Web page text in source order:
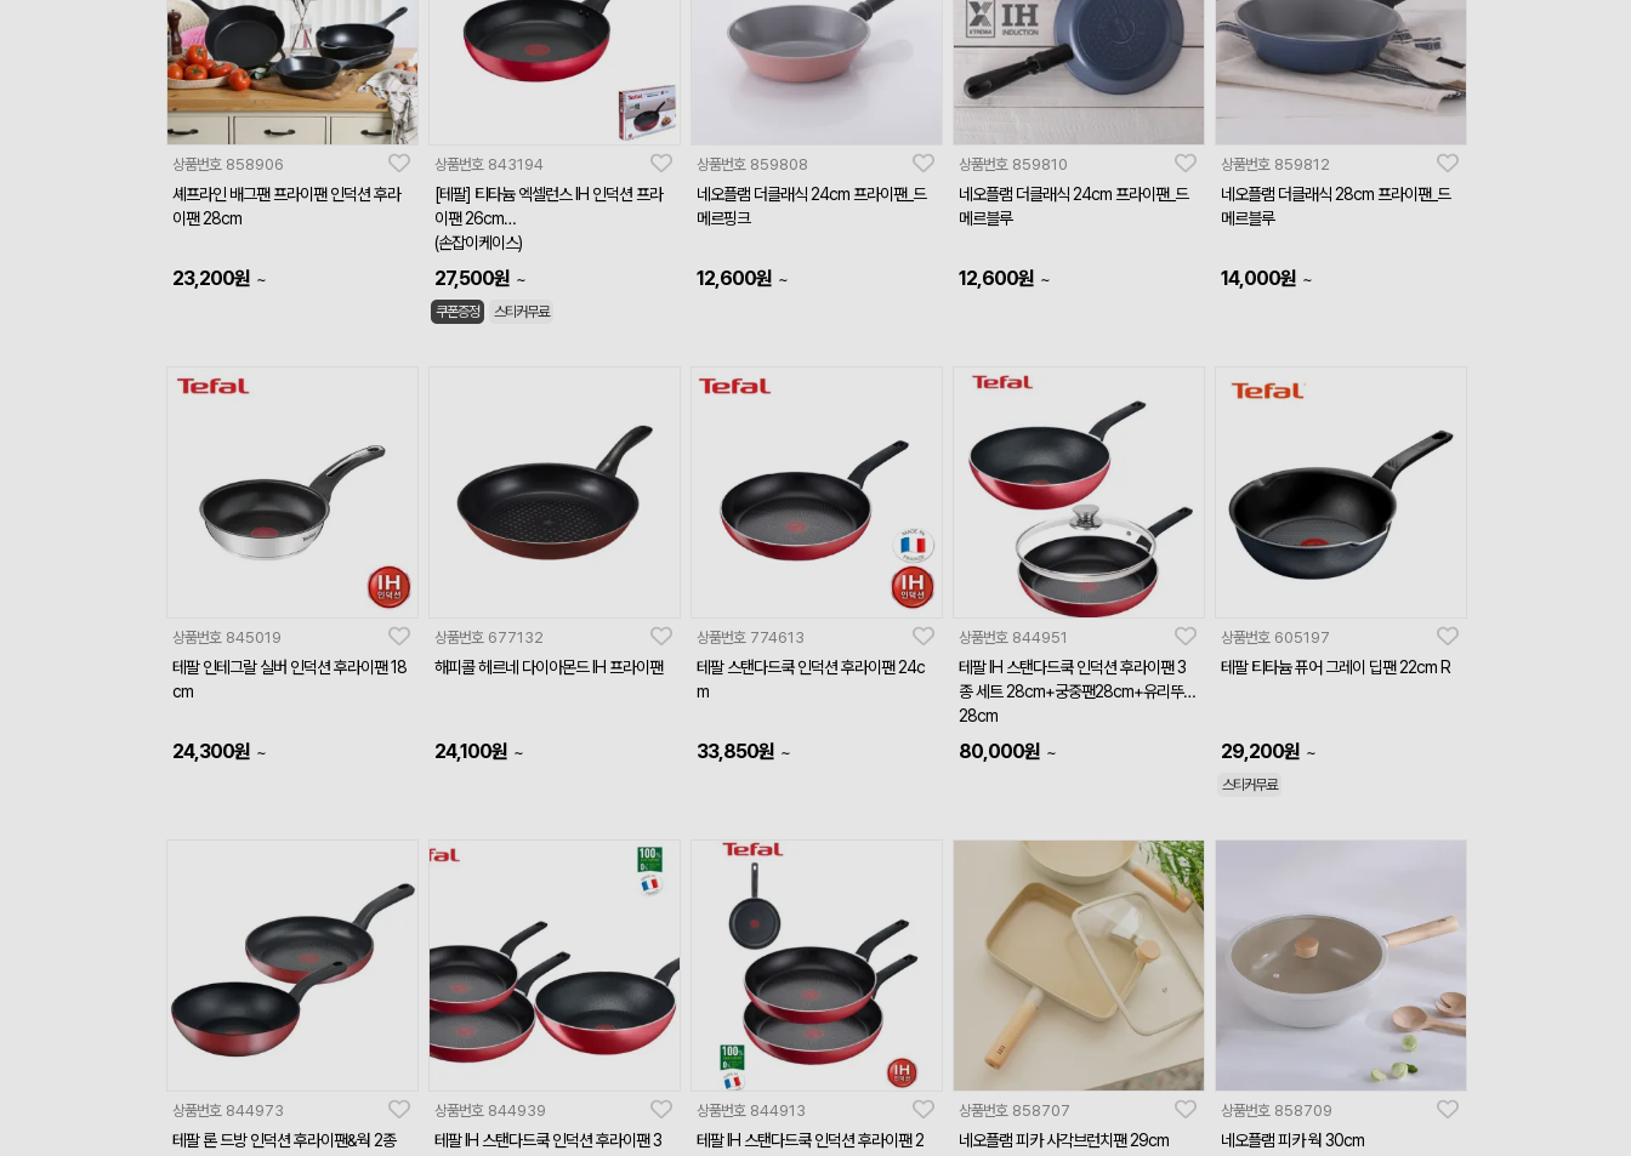
상품번호 858906
셰프라인 배그팬 프라이팬 인덕션 후라
이팬 28cm
23,200원 ~
상품번호 843194
[테팔] 티타늄 엑셀런스 IH 인덕션 프라
이팬 26cm
(손잡이케이스)
27,500원 ~
쿠폰증정 스티커무료
상품번호 859808
네오플램 더클래식 24cm 프라이팬_드
메르핑크
12,600원 ~
상품번호 859810
네오플램 더클래식 24cm 프라이팬_드
메르블루
12,600원 ~
상품번호 859812
네오플램 더클래식 28cm 프라이팬_드
메르블루
14,000원 ~
상품번호 845019
테팔 인테그랄 실버 인덕션 후라이팬 18
cm
24,300원 ~
상품번호 677132
해피콜 헤르네 다이아몬드 IH 프라이팬
24,100원 ~
상품번호 774613
테팔 스탠다드쿡 인덕션 후라이팬 24c
m
33,850원 ~
상품번호 844951
테팔 IH 스탠다드쿡 인덕션 후라이팬 3
종 세트 28cm+궁중팬28cm+유리뚜껑
28cm
80,000원 ~
상품번호 605197
테팔 티타늄 퓨어 그레이 딥팬 22cm R
29,200원 ~
스티커무료
상품번호 844973
테팔 론 드방 인덕션 후라이팬&웍 2종
상품번호 844939
테팔 IH 스탠다드쿡 인덕션 후라이팬 3
상품번호 844913
테팔 IH 스탠다드쿡 인덕션 후라이팬 2
상품번호 858707
네오플램 피카 사각브런치팬 29cm
상품번호 858709
네오플램 피카 웍 30cm